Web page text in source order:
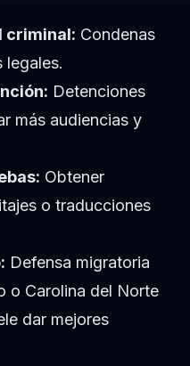
criminal: Condenas
legales.
Detenciones
más audiencias y
Obtener
o traducciones
Defensa migratoria
o Carolina del Norte
dar mejores